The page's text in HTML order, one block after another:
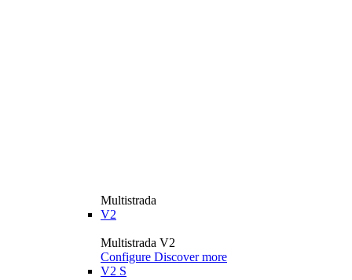
Multistrada
V2
Multistrada V2
Configure Discover more
V2 S